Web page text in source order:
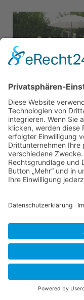
Hydrangea arborescens
salicifolia pendula,
Im Herbst 2011
direkt zum
ebenfalls
noch halb so
Sitzplatz
schließlich
weiteren
Garten